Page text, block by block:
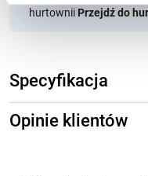
hurtownii Przejdź do
Specyfikacja
Opinie klientów